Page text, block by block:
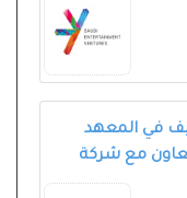
في المعهد
مع شركة